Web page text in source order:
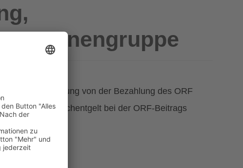
die Befreiung von der Bezahlung des ORF
zum Fernsprechentgelt bei der ORF-Beitrags